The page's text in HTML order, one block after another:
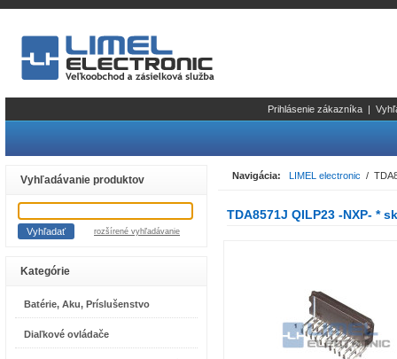
Prihlásenie zákazníka |
Vyhľadávanie produktov
rozšírené vyhľadávanie
Kategórie
Batérie, Aku, Príslušenstvo
Diaľkové ovládače
Navigácia: LIMEL electronic /
TDA8571J QILP23 -NXP- *